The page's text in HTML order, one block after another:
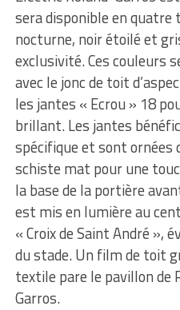
sera disponible en quatre
nocturne, noir étoilé et
exclusivité. Ces couleurs
avec le jonc de toit
les jantes « Ecrou » 18
brillant. Les jantes
spécifique et sont ornées
schiste mat pour une
la base de la portière
est mis en lumière au
« Croix de Saint André »,
du stade. Un film de toit
textile pare le pavillon de
Garros.